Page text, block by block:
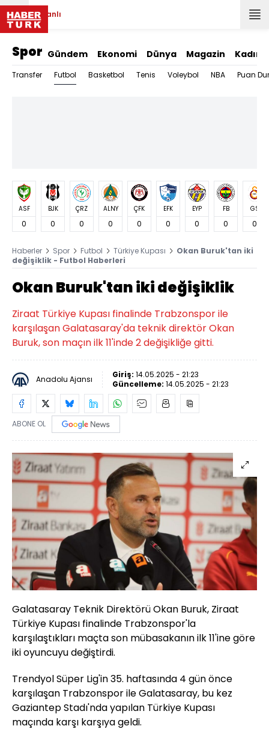
Canlı
Spor Gündem Ekonomi Dünya Magazin Kadın
Transfer Futbol Basketbol Tenis Voleybol NBA Puan
ASF
0
BJK
0
ÇRZ
0
ALNY
0
ÇFK
0
EFK
0
EYP
0
FB
0
GS
0
Haberler Spor Futbol Türkiye Kupası
Okan Buruk'tan iki
değişiklik - Futbol Haberleri
Okan Buruk'tan iki değişiklik
Ziraat Türkiye Kupası finalinde Trabzonspor ile
karşılaşan Galatasaray'da teknik direktör Okan
Buruk, son maçın ilk 11'inde 2 değişikliğe gitti.
Anadolu Ajansı Giriş: 14.05.2025 - 21:23
Güncelleme: 14.05.2025 - 21:23
ABONE OL
Galatasaray Teknik Direktörü Okan Buruk, Ziraat
Türkiye Kupası finalinde Trabzonspor'la
karşılaştıkları maçta son mübasakanın ilk 11'ine göre
iki oyuncuyu değiştirdi.
Trendyol Süper Lig'in 35. haftasında 4 gün önce
karşılaşan Trabzonspor ile Galatasaray, bu kez
Gaziantep Stadı'nda yapılan Türkiye Kupası
maçında karşı karşıya geldi.